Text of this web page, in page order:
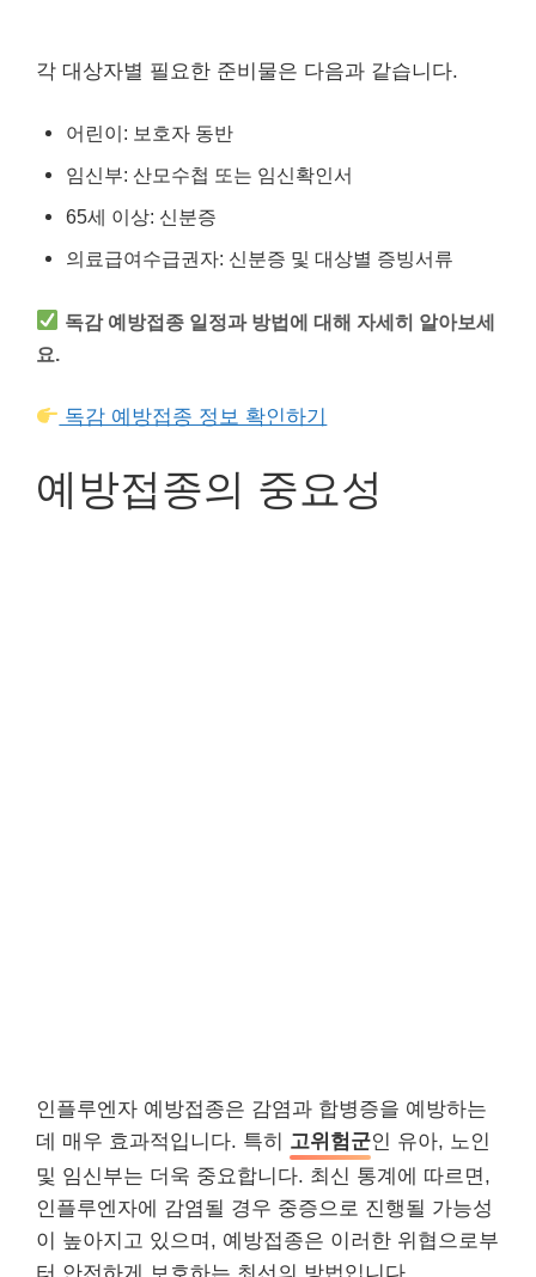
각 대상자별 필요한 준비물은 다음과 같습니다.
어린이: 보호자 동반
임신부: 산모수첩 또는 임신확인서
65세 이상: 신분증
의료급여수급권자: 신분증 및 대상별 증빙서류
독감 예방접종 일정과 방법에 대해 자세히 알아보세
요.
독감 예방접종 정보 확인하기
예방접종의 중요성
인플루엔자 예방접종은 감염과 합병증을 예방하는
데 매우 효과적입니다. 특히 고위험군인 유아, 노인
및 임신부는 더욱 중요합니다. 최신 통계에 따르면,
인플루엔자에 감염될 경우 중증으로 진행될 가능성
이 높아지고 있으며, 예방접종은 이러한 위협으로부
터 안전하게 보호하는 최선의 방법입니다.